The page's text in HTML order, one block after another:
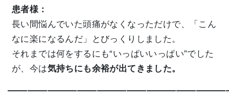
患者様：
長い間悩んでいた頭痛がなくなっただけで、「こん
なに楽になるんだ」とびっくりしました。
それまでは何をするにも“いっぱいいっぱい”でした
が、今は気持ちにも余裕が出てきました。